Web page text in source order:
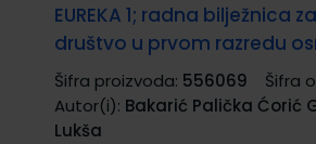
EUREKA 1; radna bilježnica
društvo u prvom razredu
Šifra proizvoda: 556069 Šifra
Autor(i): Bakarić Palička Ćorić
Lukša